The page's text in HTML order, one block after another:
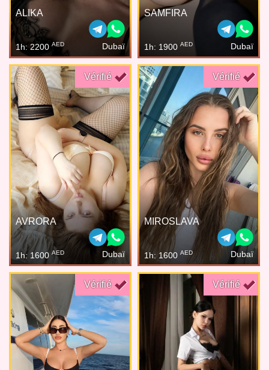
ALIKA
1h: 2200 AED Dubaï
SAMFIRA
1h: 1900 AED Dubaï
Vérifié
AVRORA
1h: 1600 AED Dubaï
Vérifié
MIROSLAVA
1h: 1600 AED Dubaï
Vérifié Vérifié